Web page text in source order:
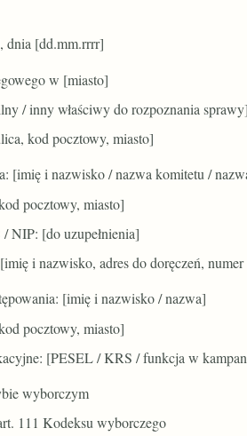
dnia [dd.mm.rrrr]
w [miasto]
/ inny właściwy do rozpoznania sprawy]
kod pocztowy, miasto]
[imię i nazwisko / nazwa komitetu /
pocztowy, miasto]
NIP: [do uzupełnienia]
i nazwisko, adres do doręczeń,
[imię i nazwisko / nazwa]
pocztowy, miasto]
[PESEL / KRS / funkcja w
wyborczym
111 Kodeksu wyborczego